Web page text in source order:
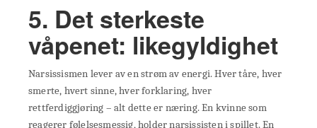
5. Det sterkeste
våpenet: likegyldighet
Narsissismen lever av en strøm av energi. Hver tåre, hver
smerte, hvert sinne, hver forklaring, hver
rettferdiggjøring – alt dette er næring. En kvinne som
reagerer følelsesmessig, holder narsissisten i spillet. En